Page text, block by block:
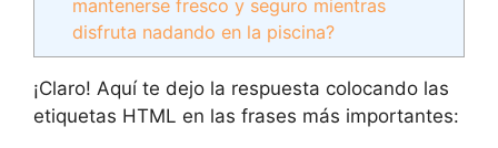
mantenerse fresco y seguro mientras
disfruta nadando en la piscina?
¡Claro! Aquí te dejo la respuesta colocando las
etiquetas HTML en las frases más importantes: